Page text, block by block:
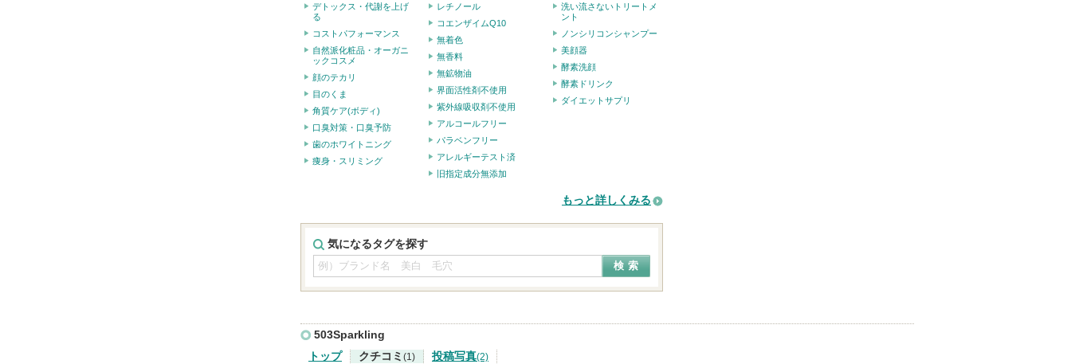
デトックス・代謝を上げ
る
コストパフォーマンス
自然派化粧品・オーガニ
ックコスメ
顔のテカリ
目のくま
角質ケア(ボディ)
口臭対策・口臭予防
歯のホワイトニング
痩身・スリミング
レチノール
コエンザイムQ10
無着色
無香料
無鉱物油
界面活性剤不使用
紫外線吸収剤不使用
アルコールフリー
パラベンフリー
アレルギーテスト済
旧指定成分無添加
洗い流さないトリートメ
ント
ノンシリコンシャンプー
美顔器
酵素洗顔
酵素ドリンク
ダイエットサプリ
もっと詳しくみる
気になるタグを探す
503Sparkling
トップ
クチコミ (1) 投稿写真(2)